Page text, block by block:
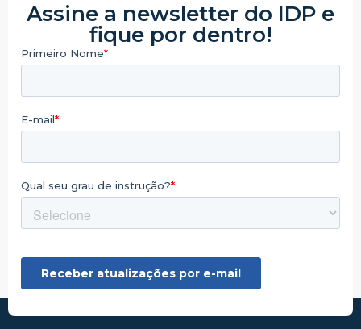
Assine a newsletter do IDP e
fique por dentro!